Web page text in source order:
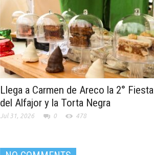
Llega a Carmen de Areco la 2° Fiesta
del Alfajor y la Torta Negra
Jul 31, 2026 0 478